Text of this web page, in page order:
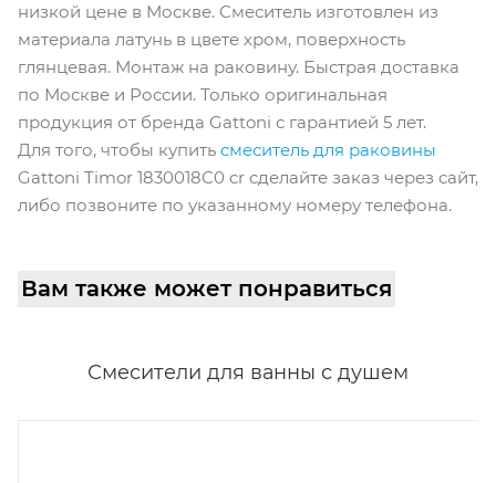
низкой цене в Москве. Смеситель изготовлен из
материала латунь в цвете хром, поверхность
глянцевая. Монтаж на раковину. Быстрая доставка
по Москве и России. Только оригинальная
продукция от бренда Gattoni с гарантией 5 лет.
Для того, чтобы купить cмеситель для раковины
Gattoni Timor 1830018C0 cr сделайте заказ через сайт,
либо позвоните по указанному номеру телефона.
Вам также может понравиться
Смесители для ванны с душем